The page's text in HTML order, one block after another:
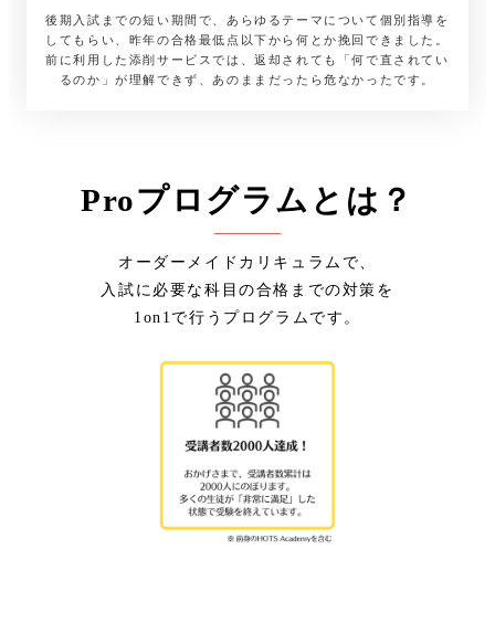
後期入試までの短い期間で、あらゆるテーマについて個別指導を
してもらい、昨年の合格最低点以下から何とか挽回できました。
前に利用した添削サービスでは、返却されても「何で直されてい
るのか」が理解できず、あのままだったら危なかったです。
Proプログラムとは？
オーダーメイドカリキュラムで、
入試に必要な科目の合格までの対策を
1on1で行うプログラムです。